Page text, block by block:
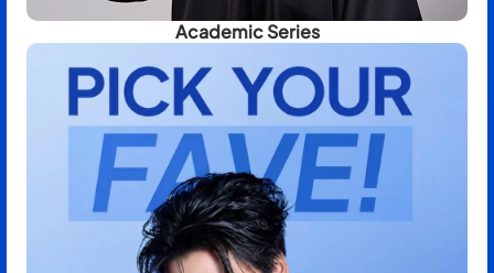
Academic Series